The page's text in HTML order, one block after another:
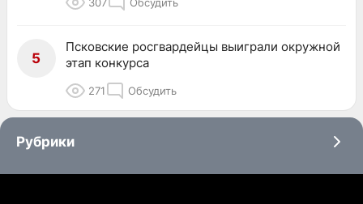
5
Псковские росгвардейцы выиграли окружной
этап конкурса
271 Обсудить
Рубрики